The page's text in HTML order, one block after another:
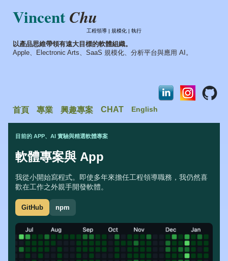
Vincent Chu
工程領導 | 規模化 | 執行
以產品思維帶領有遠大目標的軟體組織。
Apple、Electronic Arts、SaaS 規模化、分析平台與應用 AI。
首頁 專業 興趣專案 CHAT English
目前的 APP、AI 實驗與精選軟體專案
軟體專案與 App
我從小開始寫程式。即使多年來擔任工程領導職務，我仍然喜
歡在工作之外親手開發軟體。
GitHub npm